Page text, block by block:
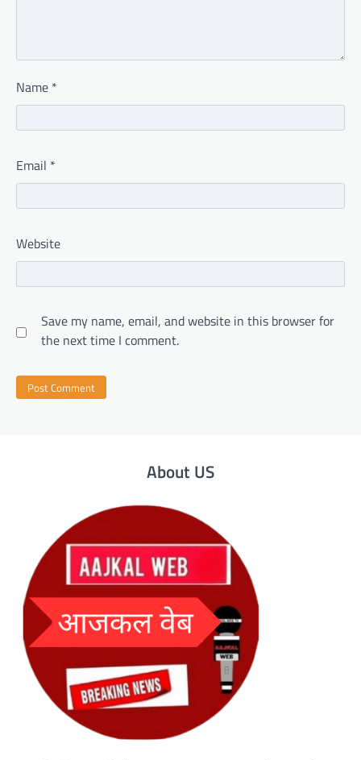
Name *
Email *
Website
Save my name, email, and website in this browser for
the next time I comment.
About US